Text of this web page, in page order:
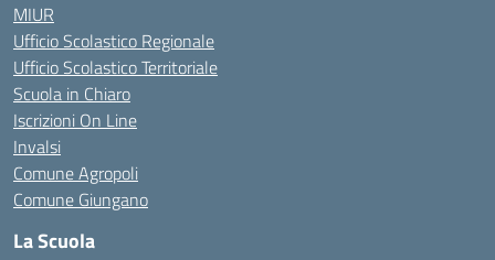
MIUR
Ufficio Scolastico Regionale
Ufficio Scolastico Territoriale
Scuola in Chiaro
Iscrizioni On Line
Invalsi
Comune Agropoli
Comune Giungano
La Scuola